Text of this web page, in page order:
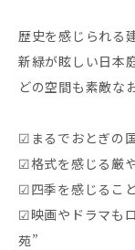
歴史を感じられる
新緑が眩しい日本
どの空間も素敵な
☑︎まるでおとぎの
☑︎格式を感じる厳
☑︎四季を感じるこ
☑︎映画やドラマも
苑”